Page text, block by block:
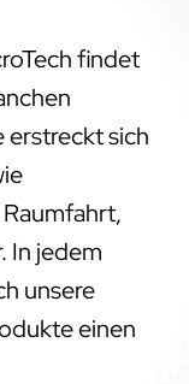
findet
erstreckt sich
In jedem
unsere
einen